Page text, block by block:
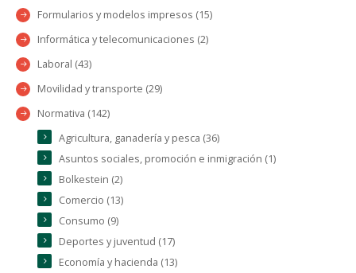
Formularios y modelos impresos (15)
Informática y telecomunicaciones (2)
Laboral (43)
Movilidad y transporte (29)
Normativa (142)
Agricultura, ganadería y pesca (36)
Asuntos sociales, promoción e inmigración (1)
Bolkestein (2)
Comercio (13)
Consumo (9)
Deportes y juventud (17)
Economía y hacienda (13)